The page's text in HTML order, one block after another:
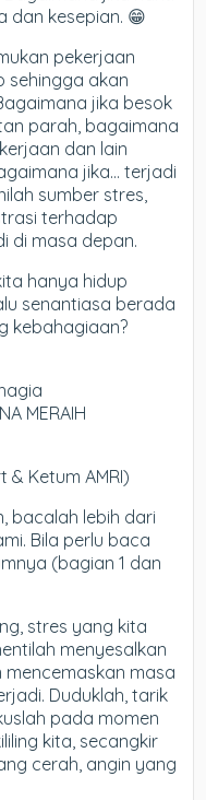
dan kesepian. 😁
pekerjaan
sehingga akan
jika besok
parah, bagaimana
dan lain
jika… terjadi
sumber stres,
terhadap
di masa depan.
hanya hidup
senantiasa berada
kebahagiaan?
MERAIH
& Ketum AMRI)
bacalah lebih dari
Bila perlu baca
(bagian 1 dan
stres yang kita
menyesalkan
masa
Duduklah, tarik
pada momen
kita, secangkir
cerah, angin yang